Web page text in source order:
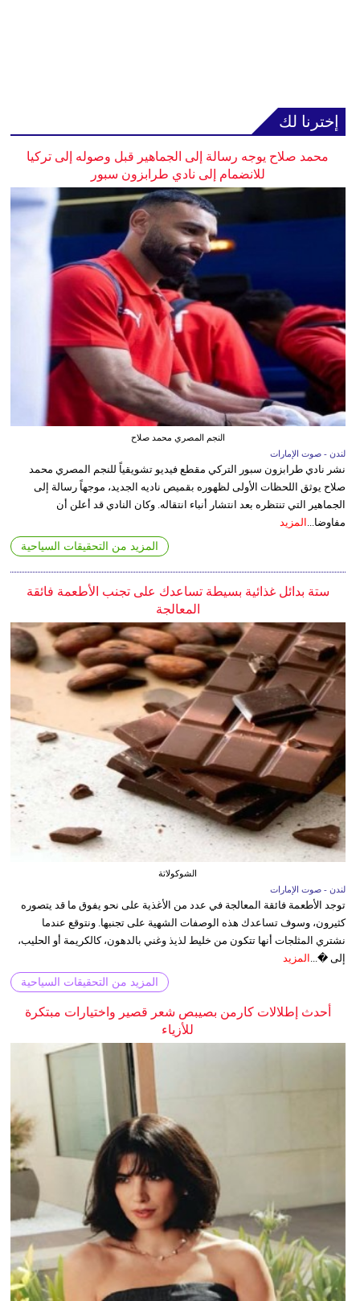
إخترنا لك
محمد صلاح يوجه رسالة إلى الجماهير قبل وصوله إلى تركيا
للانضمام إلى نادي طرابزون سبور
النجم المصري محمد صلاح
لندن - صوت الإمارات
نشر نادي طرابزون سبور التركي مقطع فيديو تشويقياً للنجم المصري محمد
صلاح يوثق اللحظات الأولى لظهوره بقميص ناديه الجديد، موجهاً رسالة إلى
الجماهير التي تنتظره بعد انتشار أنباء انتقاله. وكان النادي قد أعلن أن
مفاوضا... المزيد
المزيد من التحقيقات السياحية
ستة بدائل غذائية بسيطة تساعدك على تجنب الأطعمة فائقة
المعالجة
الشوكولاتة
لندن - صوت الإمارات
توجد الأطعمة فائقة المعالجة في عدد من الأغذية على نحو يفوق ما قد يتصوره
كثيرون، وسوف تساعدك هذه الوصفات الشهية على تجنبها. ونتوقع عندما
نشتري المثلجات أنها تتكون من خليط لذيذ وغني بالدهون، كالكريمة أو الحليب،
إلى �... المزيد
المزيد من التحقيقات السياحية
أحدث إطلالات كارمن بصيبص شعر قصير واختيارات مبتكرة
للأزياء